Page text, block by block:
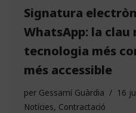
Signatura
WhatsApp: la clau
tecnologia més
més accessible
per Gessamí Guàrdia
16
Notícies, Contractació